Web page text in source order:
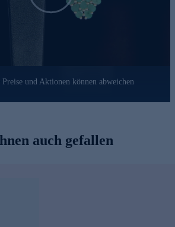
Preise und Aktionen können abweichen
auch gefallen